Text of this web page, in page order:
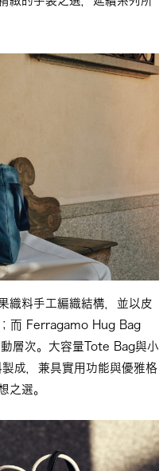
織料手工編織結構，並以皮
而 Ferragamo Hug Bag
層次。大容量Tote Bag與小
成，兼具實用功能與優雅格
之選。